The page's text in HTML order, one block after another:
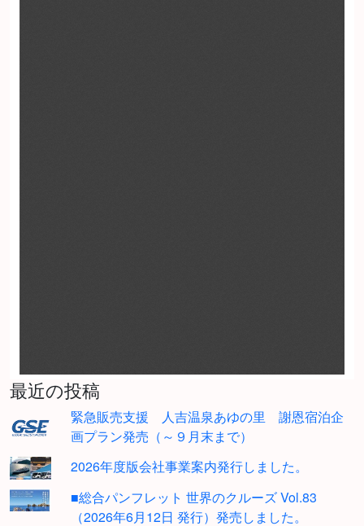
最近の投稿
緊急販売支援 人吉温泉あゆの里 謝恩宿泊企
画プラン発売（～９月末まで）
2026年度版会社事業案内発行しました。
■総合パンフレット 世界のクルーズ Vol.83
（2026年6月12日 発行）発売しました。